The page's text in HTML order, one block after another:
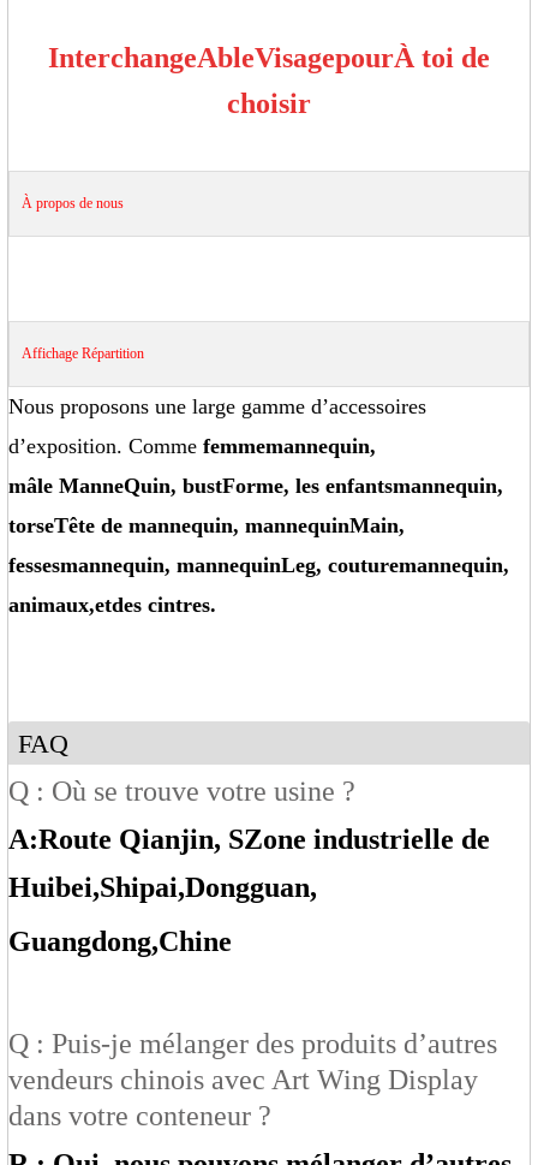
InterchangeAbleVisagepourÀ toi de
choisir
À propos de nous
Affichage Répartition
Nous proposons une large gamme d’accessoires
d’exposition. Comme femmemannequin,
mâle ManneQuin, bustForme, les enfantsmannequin,
torseTête de mannequin, mannequinMain,
fessesmannequin, mannequinLeg, couturemannequin,
animaux,etdes cintres.
FAQ
Q : Où se trouve votre usine ?
A:Route Qianjin, SZone industrielle de
Huibei,Shipai,Dongguan,
Guangdong,Chine
Q : Puis-je mélanger des produits d’autres
vendeurs chinois avec Art Wing Display
dans votre conteneur ?